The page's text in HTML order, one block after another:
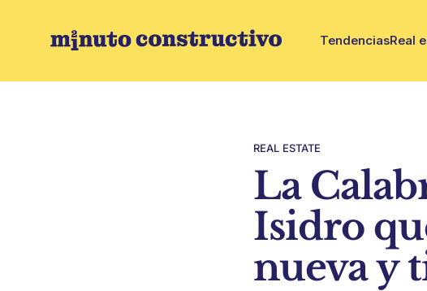
TendenciasReal
REAL ESTATE
La
Isidro
nueva y